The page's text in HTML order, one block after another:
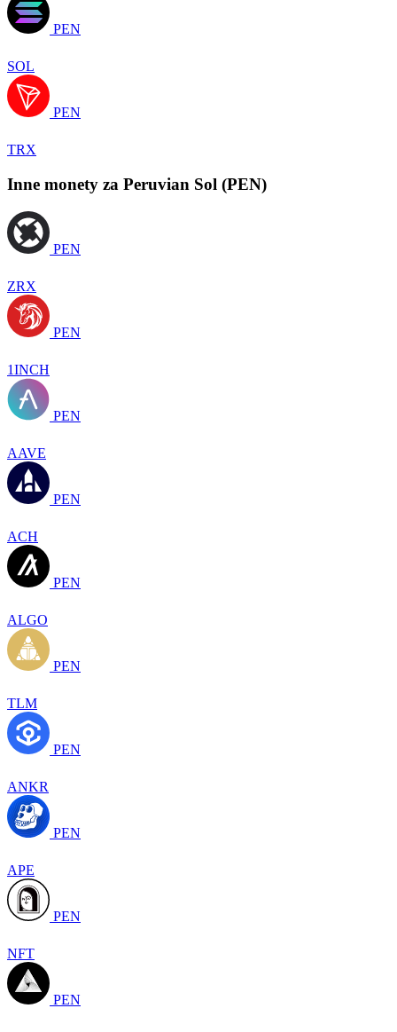
PEN
SOL
PEN
TRX
Inne monety za Peruvian Sol (PEN)
PEN
ZRX
PEN
1INCH
PEN
AAVE
PEN
ACH
PEN
ALGO
PEN
TLM
PEN
ANKR
PEN
APE
PEN
NFT
PEN